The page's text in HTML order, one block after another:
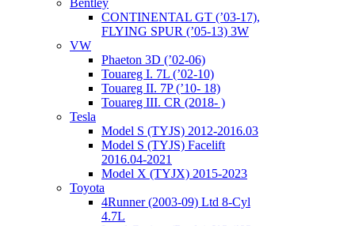
CONTINENTAL GT (’03-17),
FLYING SPUR (’05-13) 3W
VW
Phaeton 3D (’02-06)
Touareg I. 7L (’02-10)
Touareg II. 7P (’10- 18)
Touareg III. CR (2018- )
Tesla
Model S (TYJS) 2012-2016.03
Model S (TYJS) Facelift
2016.04-2021
Model X (TYJX) 2015-2023
Toyota
4Runner (2003-09) Ltd 8-Cyl
4.7L